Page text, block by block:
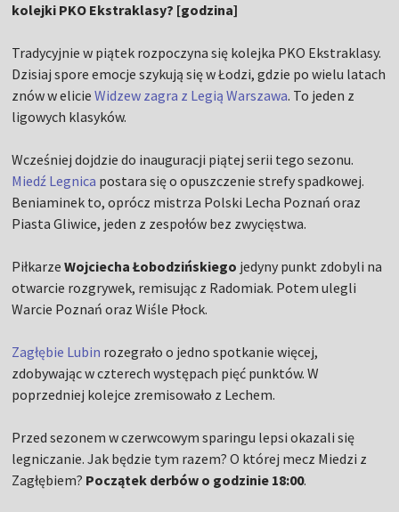
kolejki PKO Ekstraklasy? [godzina]
Tradycyjnie w piątek rozpoczyna się kolejka PKO Ekstraklasy.
Dzisiaj spore emocje szykują się w Łodzi, gdzie po wielu latach
znów w elicieWidzew zagra z Legią Warszawa. To jeden z
ligowych klasyków.
Wcześniej dojdzie do inauguracji piątej serii tego sezonu.
Miedź Legnica postara się o opuszczenie strefy spadkowej.
Beniaminek to, oprócz mistrza Polski Lecha Poznań oraz
Piasta Gliwice, jeden z zespołów bez zwycięstwa.
PiłkarzeWojciecha Łobodzińskiego jedyny punkt zdobyli na
otwarcie rozgrywek, remisując z Radomiak. Potem ulegli
Warcie Poznań oraz Wiśle Płock.
Zagłębie Lubin rozegrało o jedno spotkanie więcej,
zdobywając w czterech występach pięć punktów. W
poprzedniej kolejce zremisowało z Lechem.
Przed sezonem w czerwcowym sparingu lepsi okazali się
legniczanie. Jak będzie tym razem? O której mecz Miedzi z
Zagłębiem? Początek derbów o godzinie 18:00.